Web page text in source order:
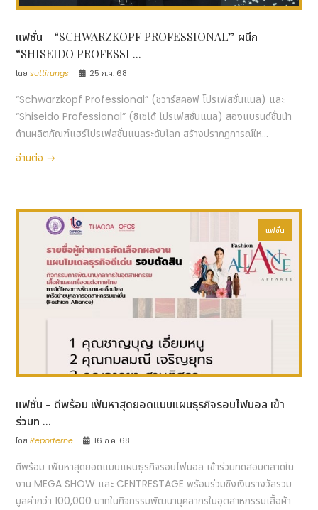
แฟชั่น - “SCHWARZKOPF PROFESSIONAL” ผนึก
“SHISEIDO PROFESSI ...
โดยsuttirungs 25 ก.ค. 68
“Schwarzkopf Professional” (ชวาร์สคอฟ โปรเฟสชั่นแนล) และ
“Shiseido Professional” (ชิเซโด้ โปรเฟสชั่นแนล) สองแบรนด์ชั้นนำ
ด้านผลิตภัณฑ์แฮร์โปรเฟสชั่นแนลระดับโลก สร้างปรากฏการณ์ให...
อ่านต่อ
แฟชั่น
แฟชั่น - ดีพร้อม เฟ้นหาสุดยอดแบบแผนธุรกิจรอบไฟนอล เข้า
ร่วมท ...
โดยReporterne 16 ก.ค. 68
ดีพร้อม เฟ้นหาสุดยอดแบบแผนธุรกิจรอบไฟนอล เข้าร่วมทดสอบตลาดใน
งาน MEGA SHOW และ CENTRESTAGE พร้อมร่วมชิงเงินรางวัลรวม
มูลค่ากว่า 100,000 บาทในกิจกรรมพัฒนาบุคลากรในอุตสาหกรรมเสื้อผ้า